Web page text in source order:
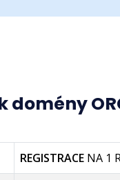
domény
REGISTRACE NA 1